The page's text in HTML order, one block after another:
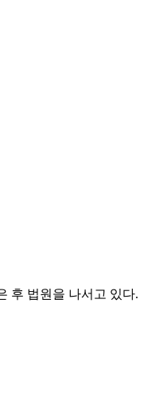
후 법원을 나서고 있다.